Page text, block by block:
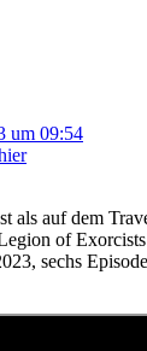
um 09:54
als auf dem
of
sechs